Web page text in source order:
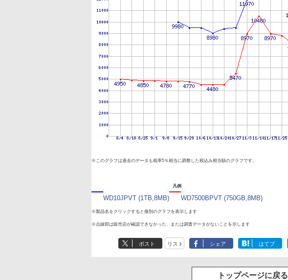
※このグラフは過去のデータも税率5％相当に調整した税込み相当額のグラフです。
凡例
WD10JPVT (1TB,8MB) WD7500BPVT (750GB,8MB)
※製品名をクリックすると個別のグラフを表示します
※点線部は販売店が確認できなかった、または調査データがないことを示します
ポスト リスト シェア はてブ
トップページに戻る